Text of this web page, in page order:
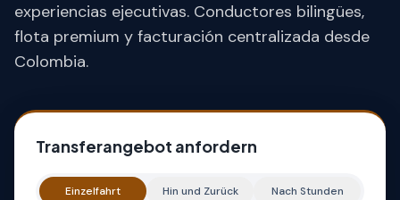
experiencias ejecutivas. Conductores bilingües,
flota premium y facturación centralizada desde
Colombia.
Transferangebot anfordern
Einzelfahrt Hin und Zurück Nach Stunden